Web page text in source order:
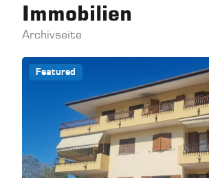
Immobilien
Archivseite
Featured